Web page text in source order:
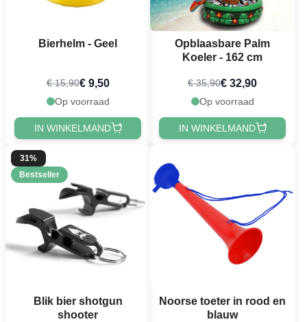
Bierhelm - Geel
€ 15,90€ 9,50
Op voorraad
IN WINKELMAND
Opblaasbare Palm
Koeler - 162 cm
€ 35,90€ 32,90
Op voorraad
IN WINKELMAND
31%
Bestseller
Blik bier shotgun
shooter
Noorse toeter in rood en
blauw